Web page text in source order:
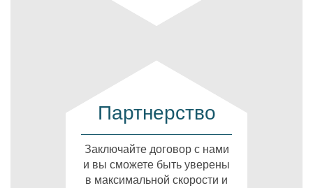
Партнерство
Заключайте договор с нами
и вы сможете быть уверены
в максимальной скорости и